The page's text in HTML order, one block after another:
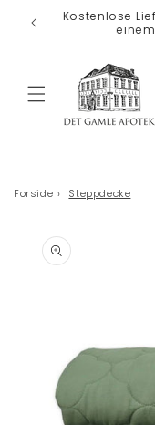
Direkt zum
Inhalt
Kostenlose
Forside › Steppdecke